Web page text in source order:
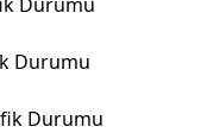
Durumu
Durumu